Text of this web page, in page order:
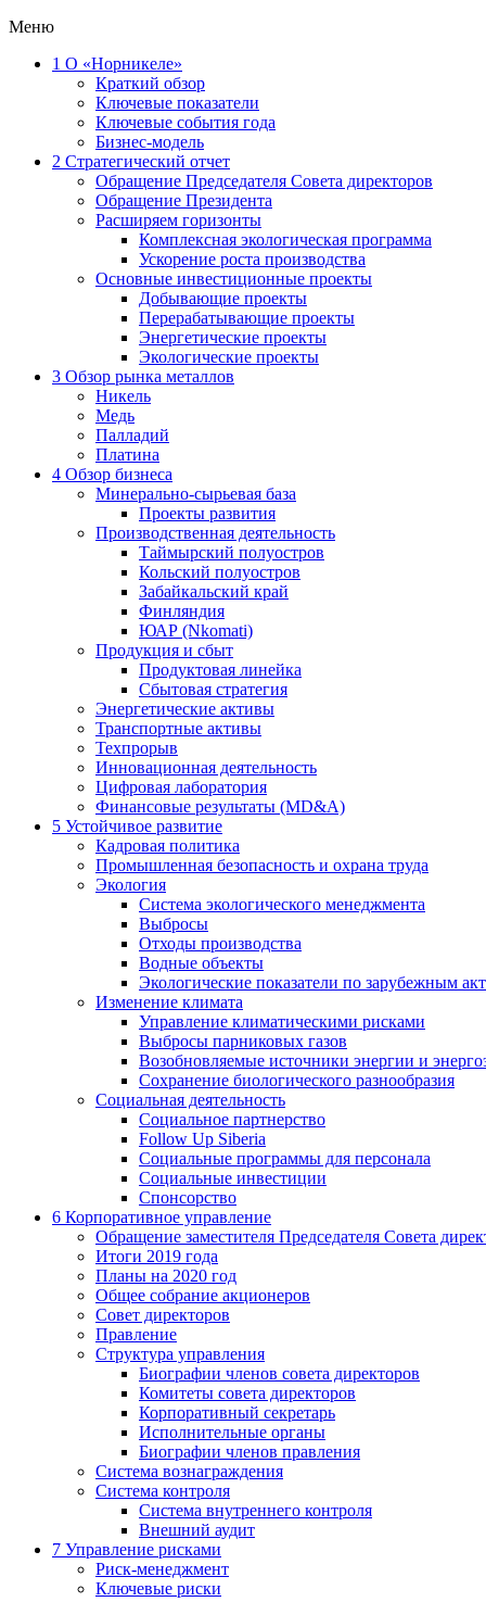
Меню
1 О «Норникеле»
Краткий обзор
Ключевые показатели
Ключевые события года
Бизнес-модель
2 Стратегический отчет
Обращение Председателя Совета директоров
Обращение Президента
Расширяем горизонты
Комплексная экологическая программа
Ускорение роста производства
Основные инвестиционные проекты
Добывающие проекты
Перерабатывающие проекты
Энергетические проекты
Экологические проекты
3 Обзор рынка металлов
Никель
Медь
Палладий
Платина
4 Обзор бизнеса
Минерально-сырьевая база
Проекты развития
Производственная деятельность
Таймырский полуостров
Кольский полуостров
Забайкальский край
Финляндия
ЮАР (Nkomati)
Продукция и сбыт
Продуктовая линейка
Сбытовая стратегия
Энергетические активы
Транспортные активы
Техпрорыв
Инновационная деятельность
Цифровая лаборатория
Финансовые результаты (MD&A)
5 Устойчивое развитие
Кадровая политика
Промышленная безопасность и охрана труда
Экология
Система экологического менеджмента
Выбросы
Отходы производства
Водные объекты
Экологические показатели по зарубежным
Изменение климата
Управление климатическими рисками
Выбросы парниковых газов
Возобновляемые источники энергии и
Сохранение биологического разнообразия
Социальная деятельность
Социальное партнерство
Follow Up Siberia
Социальные программы для персонала
Социальные инвестиции
Спонсорство
6 Корпоративное управление
Обращение заместителя Председателя Совета
Итоги 2019 года
Планы на 2020 год
Общее собрание акционеров
Совет директоров
Правление
Структура управления
Биографии членов совета директоров
Комитеты совета директоров
Корпоративный секретарь
Исполнительные органы
Биографии членов правления
Система вознаграждения
Система контроля
Система внутреннего контроля
Внешний аудит
7 Управление рисками
Риск-менеджмент
Ключевые риски